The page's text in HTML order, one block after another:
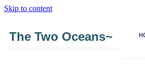
Skip to content
The Two Oceans~